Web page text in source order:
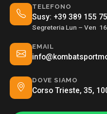
TELEFONO
Susy: +39 389 155
Segreteria Lun – Ven
EMAIL
DOVE SIAMO
Corso Trieste, 35,